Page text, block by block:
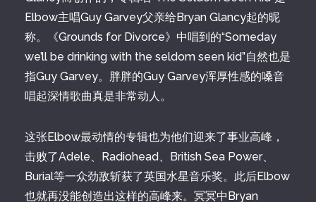
Elbow主唱Guy Garvey父亲给Bryan Glancy起的昵
称。《Grounds for Divorce》中唱到的“Someday
we’ll be drinking with the seldom seen kid”自然也是
指Guy Garvey。胖胖的Guy Garvey浑厚性感的嗓音
唱起深情歌曲真是非常动人。
这张Elbow最动情的专辑也为他们迎来了事业高峰，
击败了Adele、Radiohead、British Sea Power、
Burial等一众劲敌斩获了英国水星音乐奖。此后Elbow
也就再没能创造出这样的高峰来。冥冥中Bryan